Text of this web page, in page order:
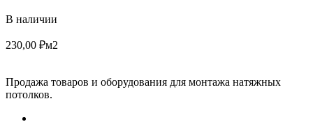
В наличии
230,00 ₽м2
Продажа товаров и оборудования для монтажа натяжных
потолков.